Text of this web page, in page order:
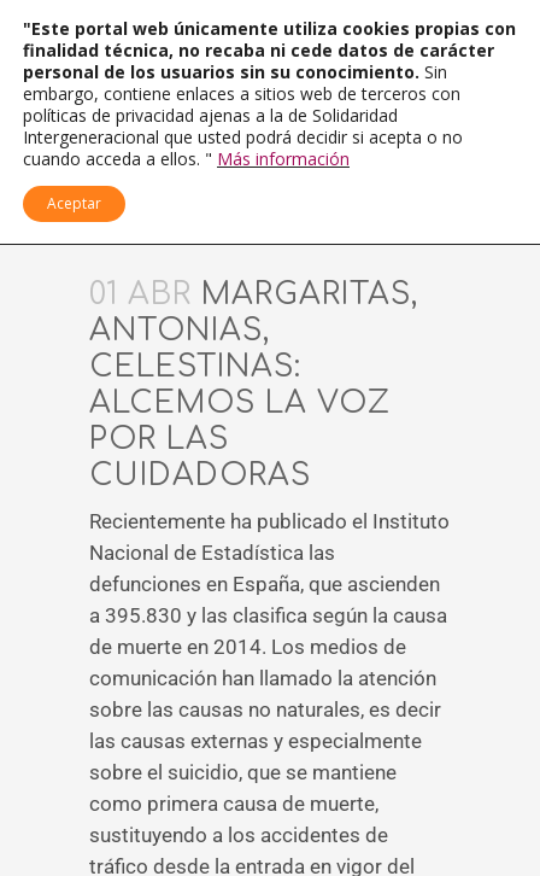
01 ABR MARGARITAS,
ANTONIAS,
CELESTINAS:
ALCEMOS LA VOZ
POR LAS
CUIDADORAS
Recientemente ha publicado el Instituto
Nacional de Estadística las
defunciones en España, que ascienden
a 395.830 y las clasifica según la causa
de muerte en 2014. Los medios de
comunicación han llamado la atención
sobre las causas no naturales, es decir
las causas externas y especialmente
sobre el suicidio, que se mantiene
como primera causa de muerte,
sustituyendo a los accidentes de
tráfico desde la entrada en vigor del
"Este portal web únicamente utiliza cookies propias con
finalidad técnica, no recaba ni cede datos de carácter
personal de los usuarios sin su conocimiento. Sin
embargo, contiene enlaces a sitios web de terceros con
políticas de privacidad ajenas a la de Solidaridad
Intergeneracional que usted podrá decidir si acepta o no
cuando acceda a ellos. " Más información
Aceptar